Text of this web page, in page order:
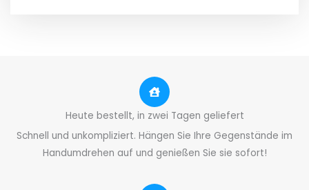
Heute bestellt, in zwei Tagen geliefert
Schnell und unkompliziert. Hängen Sie Ihre Gegenstände im
Handumdrehen auf und genießen Sie sie sofort!